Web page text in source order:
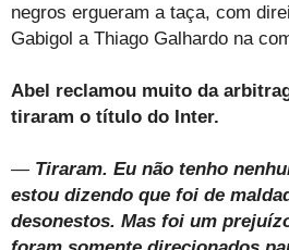
negros ergueram a taça, com
Gabigol a Thiago Galhardo na
Abel reclamou muito da
tiraram o título do Inter.
— Tiraram. Eu não tenho
estou dizendo que foi de
desonestos. Mas foi um